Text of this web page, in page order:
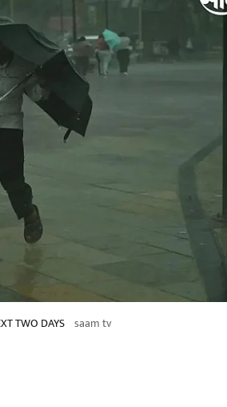
TWO DAYS saam tv